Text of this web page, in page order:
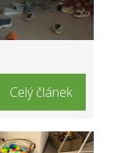
Celý článek